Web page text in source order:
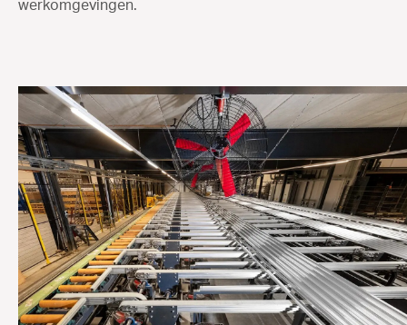
Product selector
werkomgevingen.